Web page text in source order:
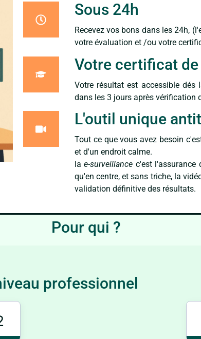
Sous 24h
Recevez vos bons dans les 24h,
votre évaluation et /ou votre
Votre certificat de
Votre résultat est accessible
dans les 3 jours après vérification
L'outil unique
Tout ce que vous avez besoin
et d'un endroit calme.
lae-surveillance c'est l'assurance
qu'en centre, et sans triche, la
validation définitive des résultats.
Pour qui ?
professionnel